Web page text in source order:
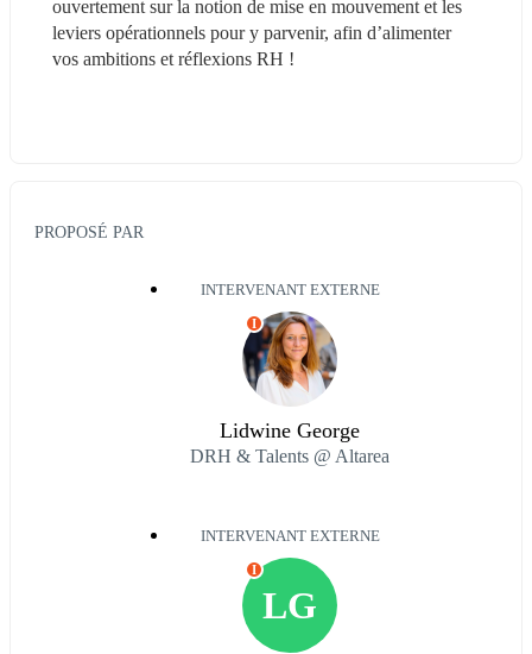
ouvertement sur la notion de mise en mouvement et les
leviers opérationnels pour y parvenir, afin d’alimenter
vos ambitions et réflexions RH !
PROPOSÉ PAR
INTERVENANT EXTERNE
I
Lidwine George
DRH & Talents @ Altarea
INTERVENANT EXTERNE
LG
I